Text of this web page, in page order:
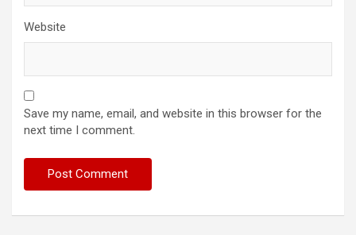
Website
Save my name, email, and website in this browser for the
next time I comment.